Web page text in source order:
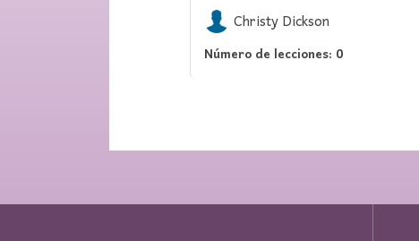
Christy Dickson
Número de lecciones: 0